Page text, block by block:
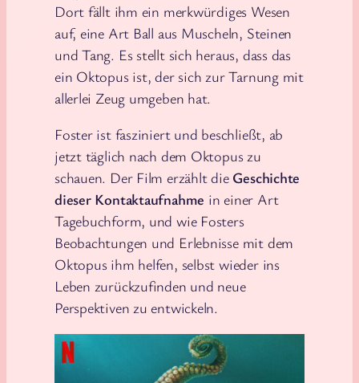
Dort fällt ihm ein merkwürdiges Wesen
auf, eine Art Ball aus Muscheln, Steinen
und Tang. Es stellt sich heraus, dass das
ein Oktopus ist, der sich zur Tarnung mit
allerlei Zeug umgeben hat.
Foster ist fasziniert und beschließt, ab
jetzt täglich nach dem Oktopus zu
schauen. Der Film erzählt die Geschichte
dieser Kontaktaufnahme in einer Art
Tagebuchform, und wie Fosters
Beobachtungen und Erlebnisse mit dem
Oktopus ihm helfen, selbst wieder ins
Leben zurückzufinden und neue
Perspektiven zu entwickeln.